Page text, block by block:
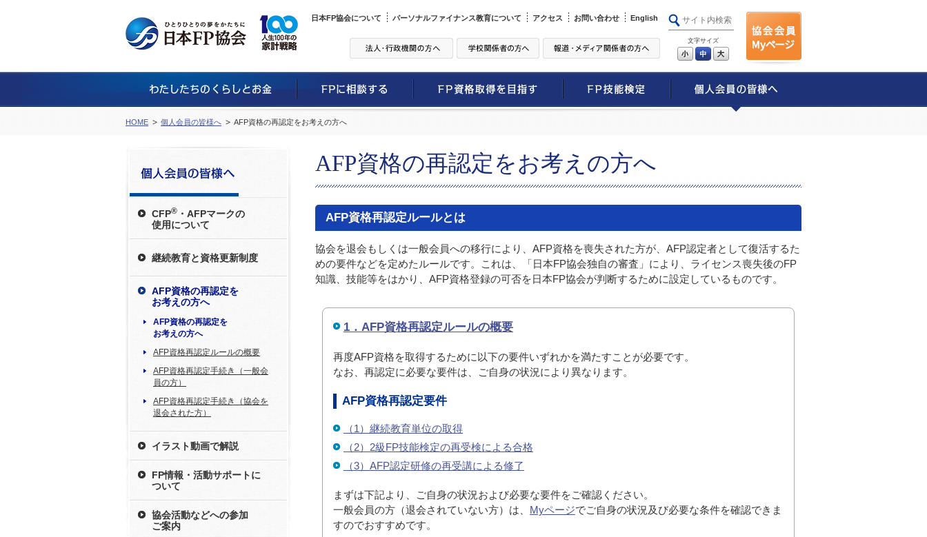
日本FP協会について パーソナルファイナンス教育について アクセス お問い合わせ English
文字サイズ
小 中
HOME 個人会員の皆様へ AFP資格の再認定をお考えの方へ
AFP資格の再認定をお考えの方へ
AFP資格再認定ルールとは
協会を退会もしくは一般会員への移行により、AFP資格を喪失された方が、AFP認定者として復活するた
めの要件などを定めたルールです。これは、「日本FP協会独自の審査」により、ライセンス喪失後のFP
知識、技能等をはかり、AFP資格登録の可否を日本FP協会が判断するために設定しているものです。
1．AFP資格再認定ルールの概要
再度AFP資格を取得するために以下の要件いずれかを満たすことが必要です。
なお、再認定に必要な要件は、ご自身の状況により異なります。
AFP資格再認定要件
（1）継続教育単位の取得
（2）2級FP技能検定の再受検による合格
（3）AFP認定研修の再受講による修了
まずは下記より、ご自身の状況および必要な要件をご確認ください。
一般会員の方（退会されていない方）は、 Myページでご自身の状況及び必要な条件を確認できま
すのでおすすめです。
CFP® ・AFPマークの
使用について
継続教育と資格更新制度
AFP資格の再認定を
お考えの方へ
AFP資格の再認定を
お考えの方へ
AFP資格再認定ルールの概要
AFP資格再認定手続き（一般会
員の方）
AFP資格再認定手続き（協会を
退会された方）
イラスト動画で解説
FP情報・活動サポートに
ついて
協会活動などへの参加
ご案内